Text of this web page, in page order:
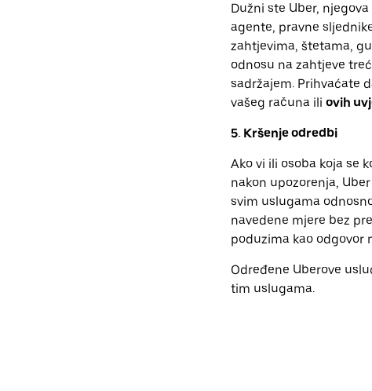
Dužni ste Uber,
agente, pravne
zahtjevima, štetama,
odnosu na zahtjeve
sadržajem. Prihvaćate
vašeg računa ili ovih
5. Kršenje odredbi
Ako vi ili osoba koja se
nakon upozorenja,
svim uslugama
navedene mjere bez
poduzima kao odgovor
Određene Uberove
tim uslugama.